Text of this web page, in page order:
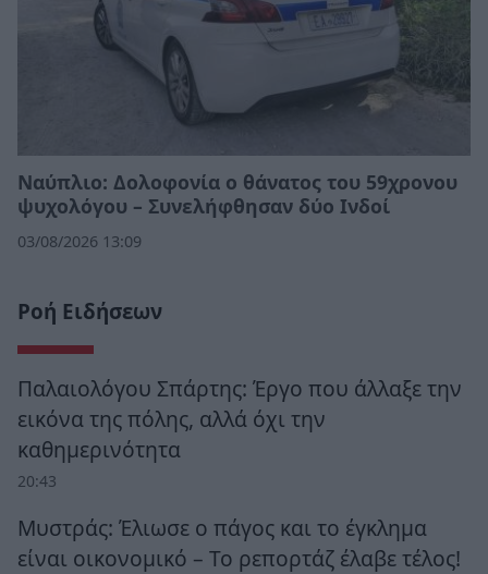
Ναύπλιο: Δολοφονία ο θάνατος του 59χρονου
ψυχολόγου – Συνελήφθησαν δύο Ινδοί
03/08/2026 13:09
Ροή Ειδήσεων
Παλαιολόγου Σπάρτης: Έργο που άλλαξε την
εικόνα της πόλης, αλλά όχι την
καθημερινότητα
20:43
Μυστράς: Έλιωσε ο πάγος και το έγκλημα
είναι οικονομικό – Το ρεπορτάζ έλαβε τέλος!